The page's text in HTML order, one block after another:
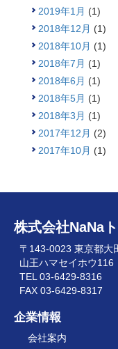
2019年1月 (1)
2018年12月 (1)
2018年10月 (1)
2018年7月 (1)
2018年6月 (1)
2018年5月 (1)
2018年3月 (1)
2017年12月 (2)
2017年10月 (1)
株式会社NaNa
〒143-0023 東京都大
山王ハマセイホウ116
TEL 03-6429-8316
FAX 03-6429-8317
企業情報
会社案内